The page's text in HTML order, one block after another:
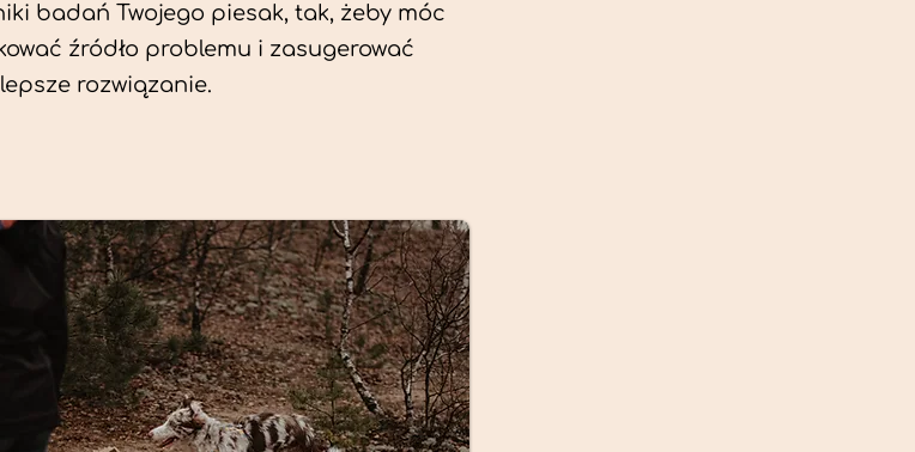
badań Twojego piesak, tak, żeby móc
źródło problemu i zasugerować
rozwiązanie.